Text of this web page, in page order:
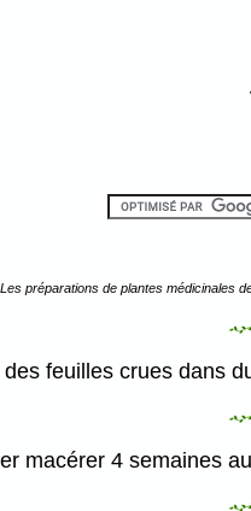
Les préparations de plantes médicinales
feuilles crues dans
macérer 4 semaines